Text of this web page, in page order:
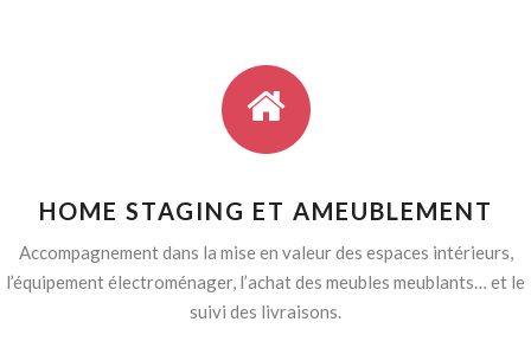
HOME STAGING ET AMEUBLEMENT
Accompagnement dans la mise en valeur des espaces intérieurs,
l’équipement électroménager, l’achat des meubles meublants… et le
suivi des livraisons.